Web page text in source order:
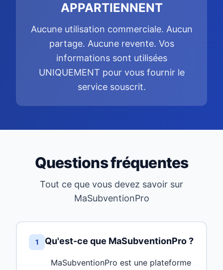
APPARTIENNENT
Aucune utilisation commerciale. Aucun
partage. Aucune revente. Vos
informations sont utilisées
UNIQUEMENT pour vous fournir le
service souscrit.
Questions fréquentes
Tout ce que vous devez savoir sur
MaSubventionPro
1 Qu'est-ce que MaSubventionPro ?
MaSubventionPro est une plateforme